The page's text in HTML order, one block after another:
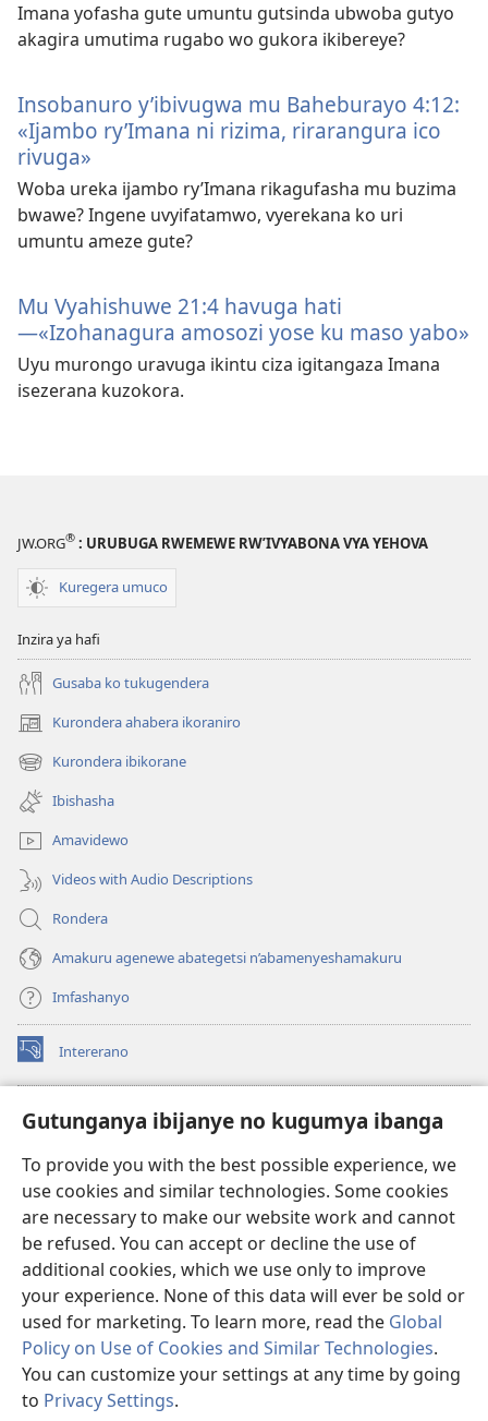
Gutunganya ibijanye no kugumya ibanga
To provide you with the best possible experience, we
use cookies and similar technologies. Some cookies
are necessary to make our website work and cannot
be refused. You can accept or decline the use of
additional cookies, which we use only to improve
your experience. None of this data will ever be sold or
used for marketing. To learn more, read the Global
Policy on Use of Cookies and Similar Technologies.
You can customize your settings at any time by going
to Privacy Settings.
Imana yofasha gute umuntu gutsinda ubwoba gutyo
akagira umutima rugabo wo gukora ikibereye?
Insobanuro y’ibivugwa mu Baheburayo 4:12:
«Ijambo ry’Imana ni rizima, rirarangura ico
rivuga»
Woba ureka ijambo ry’Imana rikagufasha mu buzima
bwawe? Ingene uvyifatamwo, vyerekana ko uri
umuntu ameze gute?
Mu Vyahishuwe 21:4 havuga hati
—«Izohanagura amosozi yose ku maso yabo»
Uyu murongo uravuga ikintu ciza igitangaza Imana
isezerana kuzokora.
JW.ORG® : URUBUGA RWEMEWE RW’IVYABONA VYA YEHOVA
Kuregera umuco
Inzira ya hafi
Gusaba ko tukugendera
Kurondera ahabera ikoraniro
(opens
new
window)
Kurondera ibikorane
(opens
new
window)
Ibishasha
Amavidewo
Videos with Audio Descriptions
Rondera
Amakuru agenewe abategetsi n’abamenyeshamakuru
Imfashanyo
Intererano
(opens
new
Icegeranyo c'ibitabu co kuri internet ca Watchtower
(opens
window)JW Hub
(opens
new
window)JW Library
Watchtower Library ®
Copyright© 2026 Watch Tower Bible and Tract Society of Pennsylvania.
AMATEGEKO AGENGA IKORESHWA
|